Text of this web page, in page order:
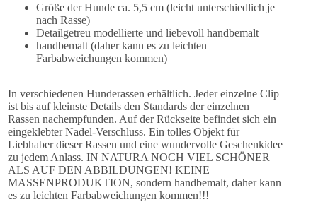
Größe der Hunde ca. 5,5 cm (leicht unterschiedlich je
nach Rasse)
Detailgetreu modellierte und liebevoll handbemalt
handbemalt (daher kann es zu leichten
Farbabweichungen kommen)
In verschiedenen Hunderassen erhältlich. Jeder einzelne Clip
ist bis auf kleinste Details den Standards der einzelnen
Rassen nachempfunden. Auf der Rückseite befindet sich ein
eingeklebter Nadel-Verschluss. Ein tolles Objekt für
Liebhaber dieser Rassen und eine wundervolle Geschenkidee
zu jedem Anlass. IN NATURA NOCH VIEL SCHÖNER
ALS AUF DEN ABBILDUNGEN! KEINE
MASSENPRODUKTION, sondern handbemalt, daher kann
es zu leichten Farbabweichungen kommen!!!